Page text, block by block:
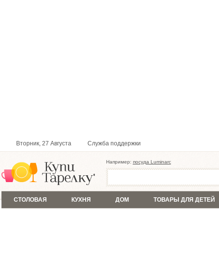
Вторник, 27 Августа Служба поддержки
Например: посуда Luminarc
СТОЛОВАЯ КУХНЯ ДОМ ТОВАРЫ ДЛЯ ДЕТЕЙ